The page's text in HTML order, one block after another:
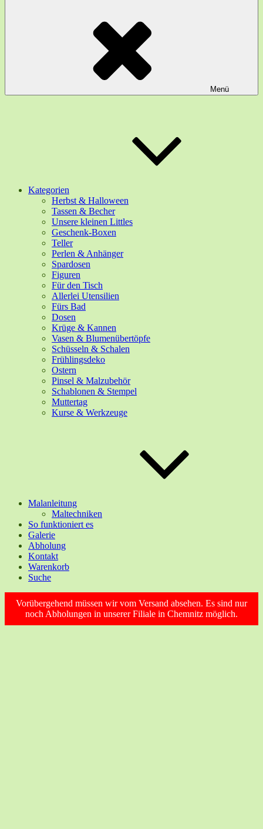
Menü
Kategorien
Herbst & Halloween
Tassen & Becher
Unsere kleinen Littles
Geschenk-Boxen
Teller
Perlen & Anhänger
Spardosen
Figuren
Für den Tisch
Allerlei Utensilien
Fürs Bad
Dosen
Krüge & Kannen
Vasen & Blumenübertöpfe
Schüsseln & Schalen
Frühlingsdeko
Ostern
Pinsel & Malzubehör
Schablonen & Stempel
Muttertag
Kurse & Werkzeuge
Malanleitung
Maltechniken
So funktioniert es
Galerie
Abholung
Kontakt
Warenkorb
Suche
Vorübergehend müssen wir vom Versand absehen. Es sind nur
noch Abholungen in unserer Filiale in Chemnitz möglich.